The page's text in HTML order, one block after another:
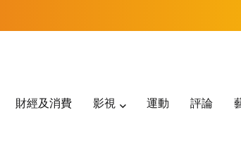
財經及消費 影視 運動 評論